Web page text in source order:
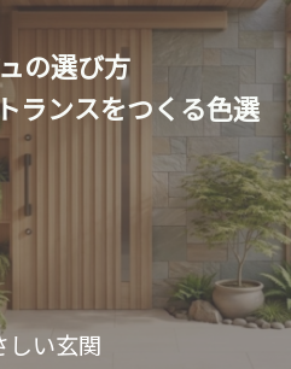
の選び方
ランスをつくる色選
しい玄関